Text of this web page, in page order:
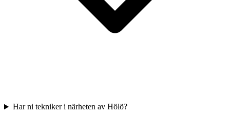
Har ni tekniker i närheten av Hölö?